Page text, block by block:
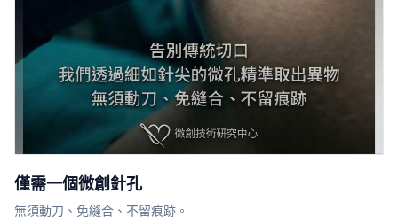
僅需一個微創針孔
無須動刀、免縫合、不留痕跡。